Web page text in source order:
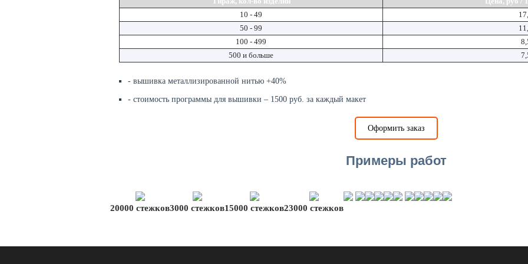
10 - 49
50 - 99
100 - 499
500 и больше
- вышивка металлизированной нитью +40%
- стоимость программы для вышивки – 1500 руб. за каждый макет
Оформить заказ
Примеры работ
20000 стежков3000 стежков15000 стежков23000 стежков